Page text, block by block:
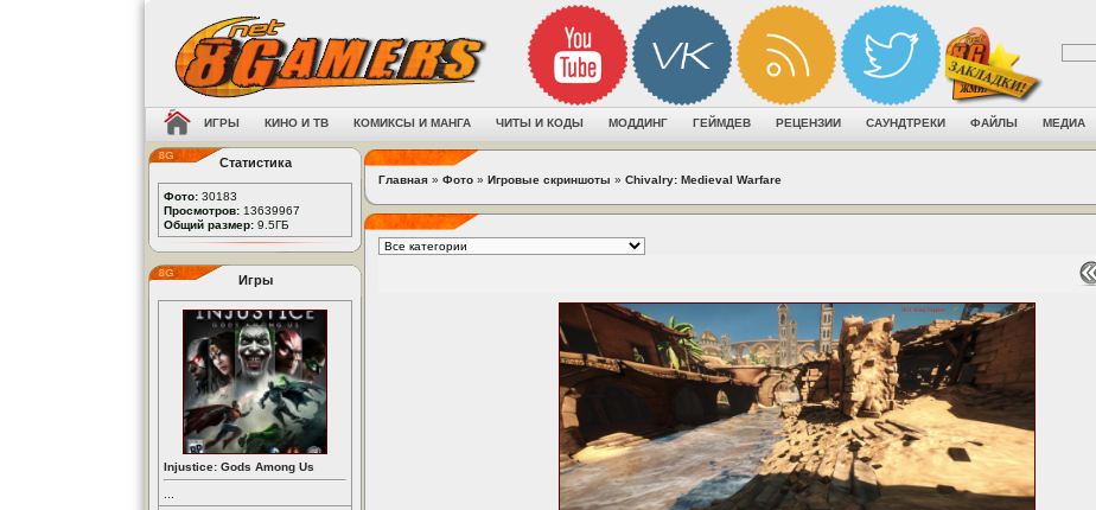
ИГРЫ КИНО И ТВ КОМИКСЫ И МАНГА ЧИТЫ И КОДЫ МОДДИНГ ГЕЙМДЕВ РЕЦЕНЗИИ САУНДТРЕКИ ФАЙЛЫ МЕДИА
Статистика
Фото: 30183
Просмотров: 13639967
Общий размер: 9.5ГБ
Игры
Injustice: Gods Among Us
Главная » Фото » Игровые скриншоты » Chivalry: Medieval Warfare